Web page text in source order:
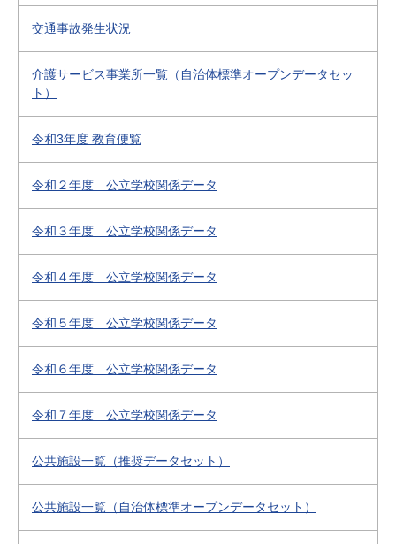
交通事故発生状況
介護サービス事業所一覧（自治体標準オープンデータセッ
ト）
令和3年度 教育便覧
令和２年度 公立学校関係データ
令和３年度 公立学校関係データ
令和４年度 公立学校関係データ
令和５年度 公立学校関係データ
令和６年度 公立学校関係データ
令和７年度 公立学校関係データ
公共施設一覧（推奨データセット）
公共施設一覧（自治体標準オープンデータセット）